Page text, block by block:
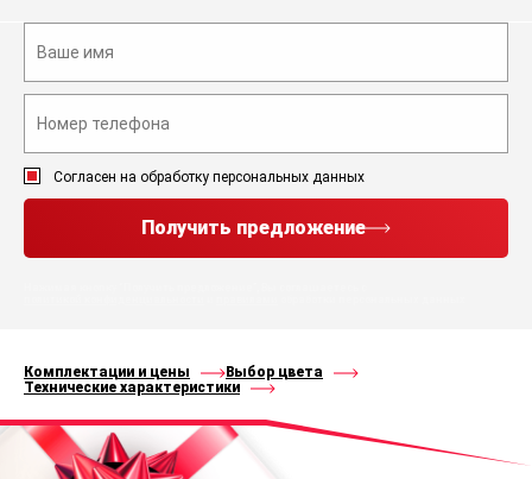
Согласен на обработку персональных данных
Получить предложение
Комплектации и цены
Выбор цвета
Технические характеристики